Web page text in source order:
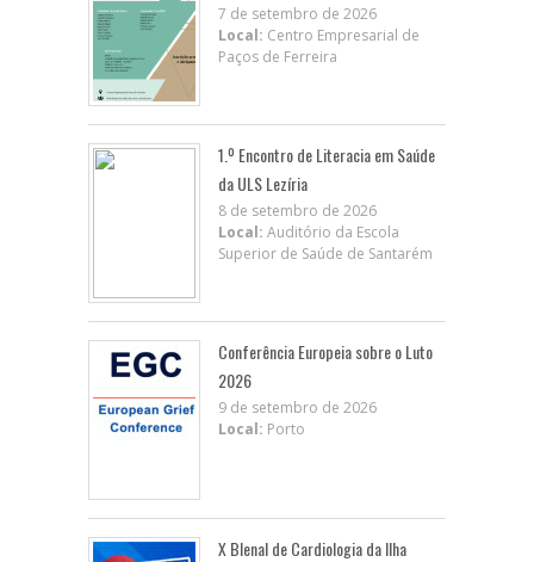
7 de setembro de 2026
Local: Centro Empresarial de
Paços de Ferreira
1.º Encontro de Literacia em Saúde
da ULS Lezíria
8 de setembro de 2026
Local: Auditório da Escola
Superior de Saúde de Santarém
Conferência Europeia sobre o Luto
2026
9 de setembro de 2026
Local: Porto
X BIenal de Cardiologia da Ilha